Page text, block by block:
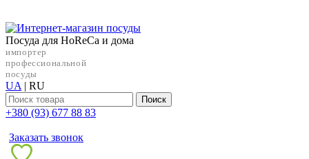
Посуда для HoReCa и дома
импортер
профессиональной
посуды
UA | RU
Поиск
+38‎0 (93) 677 88 83
Заказать звонок